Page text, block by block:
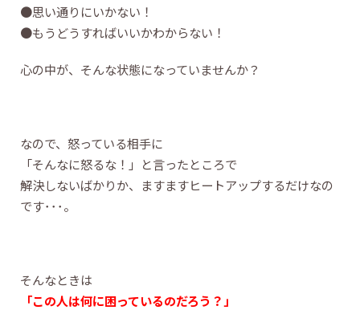
●思い通りにいかない！
●もうどうすればいいかわからない！
心の中が、そんな状態になっていませんか？
なので、怒っている相手に
「そんなに怒るな！」と言ったところで
解決しないばかりか、ますますヒートアップするだけなの
です･･･。
そんなときは
「この人は何に困っているのだろう？」